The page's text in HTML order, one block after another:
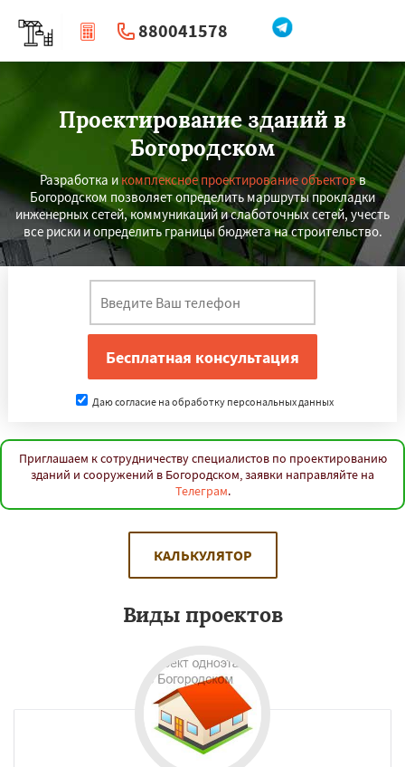
880041578
| Перезвоните мне
Проектирование зданий в
Богородском
Разработка икомплексное проектирование объектовв
Богородском позволяет определить маршруты прокладки
инженерных сетей, коммуникаций и слаботочных сетей, учесть
все риски и определить границы бюджета на строительство.
Даю согласие на обработку персональных данных
Приглашаем к сотрудничеству специалистов по проектированию
зданий и сооружений в Богородском, заявки направляйте на
Телеграм.
КАЛЬКУЛЯТОР
Виды проектов